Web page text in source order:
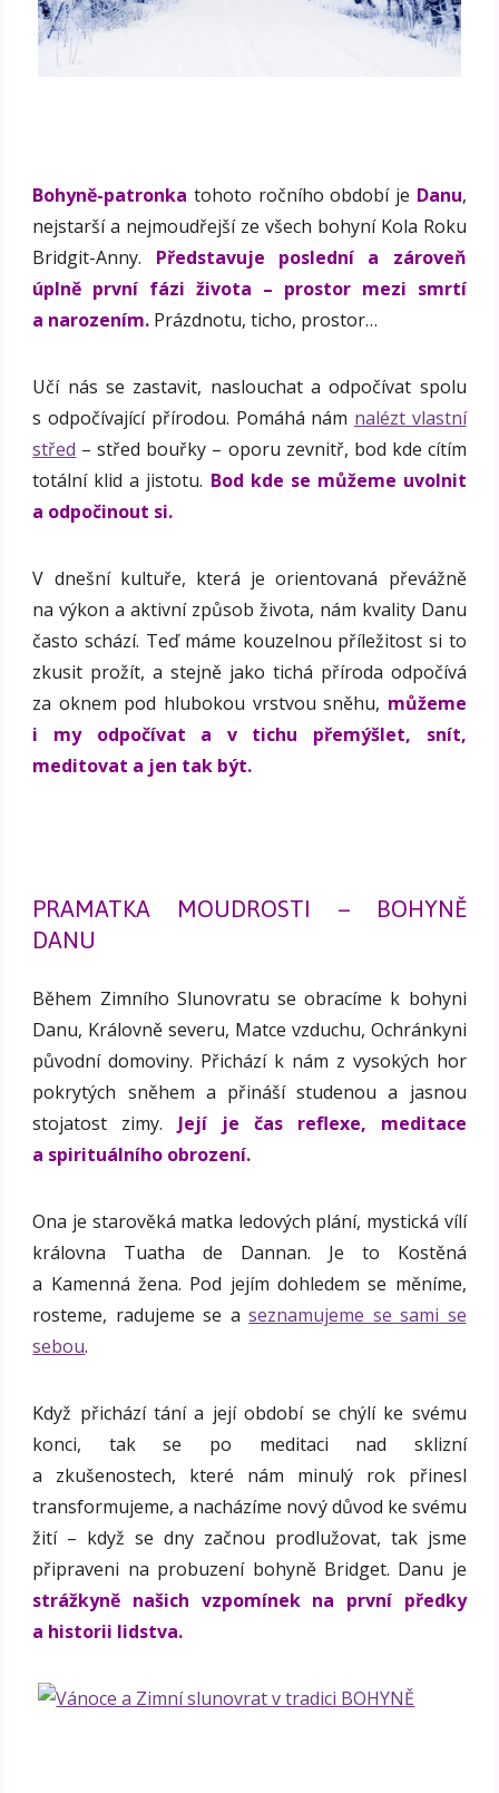
Bohyně-patronka tohoto ročního období je Danu,
nejstarší a nejmoudřejší ze všech bohyní Kola Roku
Bridgit-Anny. Představuje poslední a zároveň
úplně první fázi života – prostor mezi smrtí
a narozením. Prázdnotu, ticho, prostor…
Učí nás se zastavit, naslouchat a odpočívat spolu
s odpočívající přírodou. Pomáhá nám nalézt vlastní
střed – střed bouřky – oporu zevnitř, bod kde cítím
totální klid a jistotu. Bod kde se můžeme uvolnit
a odpočinout si.
V dnešní kultuře, která je orientovaná převážně
na výkon a aktivní způsob života, nám kvality Danu
často schází. Teď máme kouzelnou příležitost si to
zkusit prožít, a stejně jako tichá příroda odpočívá
za oknem pod hlubokou vrstvou sněhu, můžeme
i my odpočívat a v tichu přemýšlet, snít,
meditovat a jen tak být.
PRAMATKA MOUDROSTI – BOHYNĚ
DANU
Během Zimního Slunovratu se obracíme k bohyni
Danu, Královně severu, Matce vzduchu, Ochránkyni
původní domoviny. Přichází k nám z vysokých hor
pokrytých sněhem a přináší studenou a jasnou
stojatost zimy. Její je čas reflexe, meditace
a spirituálního obrození.
Ona je starověká matka ledových plání, mystická vílí
královna Tuatha de Dannan. Je to Kostěná
a Kamenná žena. Pod jejím dohledem se měníme,
rosteme, radujeme se aseznamujeme se sami se
sebou.
Když přichází tání a její období se chýlí ke svému
konci, tak se po meditaci nad sklizní
a zkušenostech, které nám minulý rok přinesl
transformujeme, a nacházíme nový důvod ke svému
žití – když se dny začnou prodlužovat, tak jsme
připraveni na probuzení bohyně Bridget. Danu je
strážkyně našich vzpomínek na první předky
a historii lidstva.